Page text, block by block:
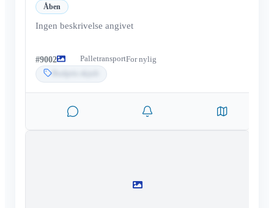
Åben
Ingen beskrivelse angivet
#9002 PalletransportFor nylig